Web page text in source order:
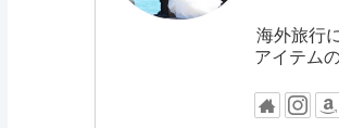
海外旅行
アイテム